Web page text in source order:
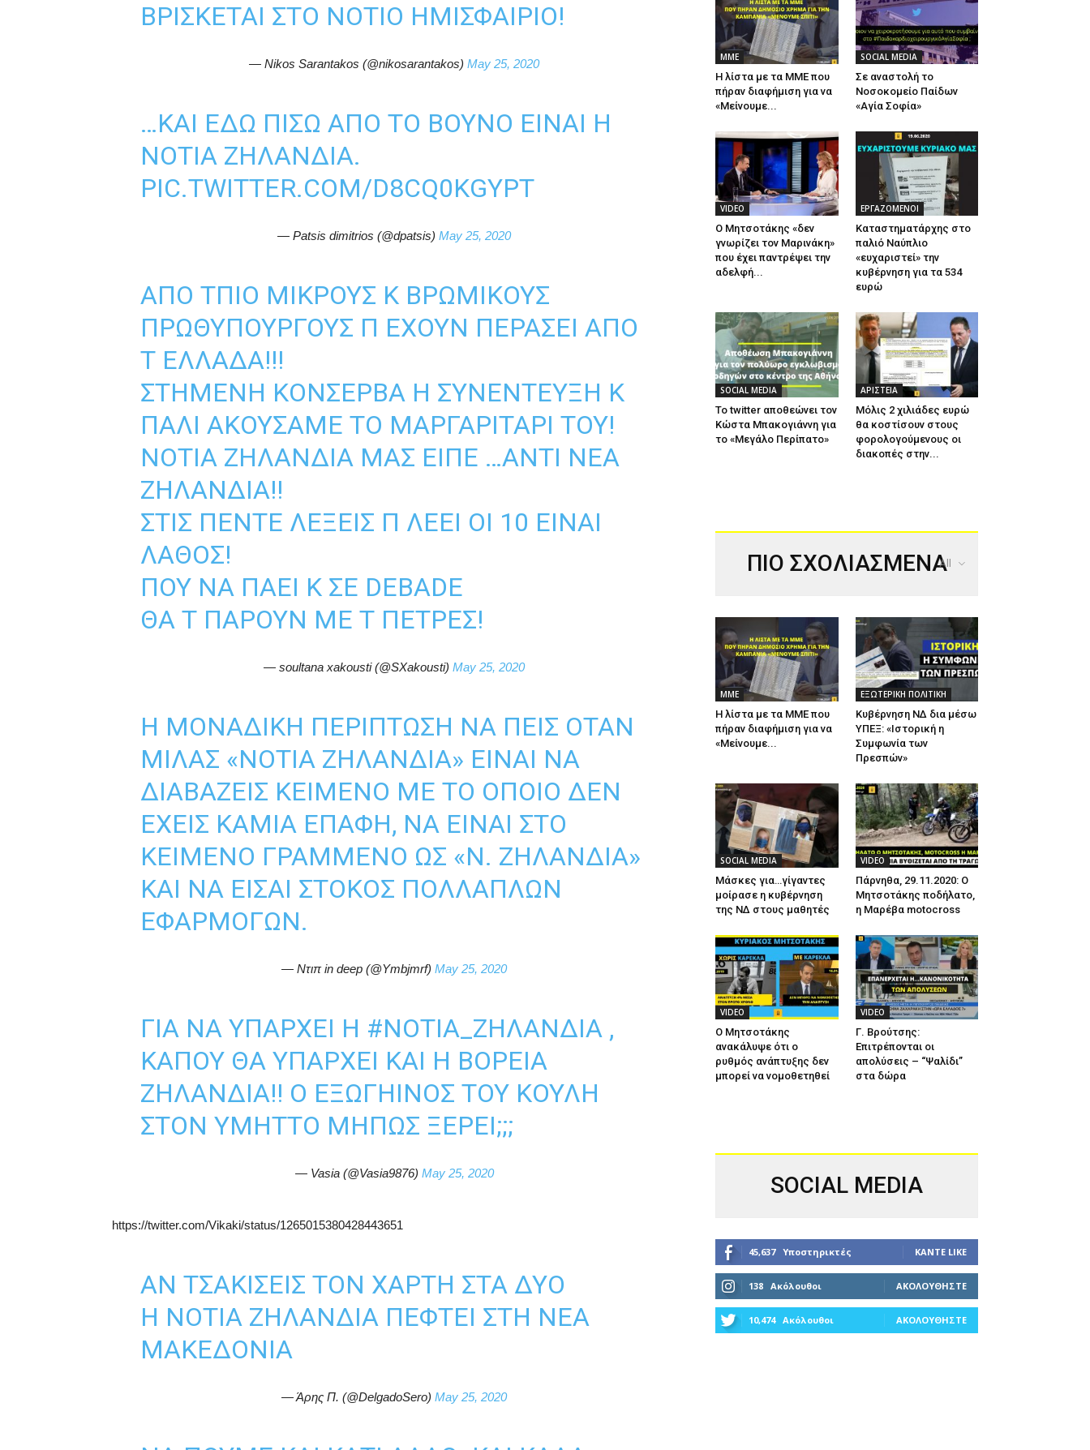
ΒΡΊΣΚΕΤΑΙ ΣΤΟ ΝΌΤΙΟ ΗΜΙΣΦΑΊΡΙΟ!
— Nikos Sarantakos (@nikosarantakos) May 25, 2020
…ΚΑΙ ΕΔΏ ΠΊΣΩ ΑΠΌ ΤΟ ΒΟΥΝΌ ΕΊΝΑΙ Η
ΝΌΤΙΑ ΖΗΛΑΝΔΊΑ.
PIC.TWITTER.COM/D8CQ0KGYPT
— Patsis dimitrios (@dpatsis) May 25, 2020
ΑΠΌ ΤΠΙΟ ΜΙΚΡΟΎΣ Κ ΒΡΩΜΙΚΟΥΣ
ΠΡΩΘΥΠΟΥΡΓΟΎΣ Π ΈΧΟΥΝ ΠΕΡΆΣΕΙ ΑΠΌ
Τ ΕΛΛΆΔΑ!!!
ΣΤΗΜΈΝΗ ΚΟΝΣΈΡΒΑ Η ΣΥΝΈΝΤΕΥΞΗ Κ
ΠΆΛΙ ΑΚΟΎΣΑΜΕ ΤΟ ΜΑΡΓΑΡΙΤΆΡΙ ΤΟΥ!
ΝΌΤΙΑ ΖΗΛΑΝΔΊΑ ΜΑΣ ΕΊΠΕ …ΑΝΤΊ ΝΈΑ
ΖΗΛΑΝΔΊΑ!!
ΣΤΙΣ ΠΈΝΤΕ ΛΈΞΕΙΣ Π ΛΈΕΙ ΟΙ 10 ΕΊΝΑΙ
ΛΆΘΟΣ!
ΠΟΥ ΝΑ ΠΆΕΙ Κ ΣΕ DEBADE
ΘΑ Τ ΠΆΡΟΥΝ ΜΕ Τ ΠΈΤΡΕΣ!
— soultana xakousti (@SXakousti) May 25, 2020
Η ΜΟΝΑΔΙΚΉ ΠΕΡΊΠΤΩΣΗ ΝΑ ΠΕΙΣ ΟΤΑΝ
ΜΙΛΑΣ «ΝΌΤΙΑ ΖΗΛΑΝΔΊΑ» ΕΊΝΑΙ ΝΑ
ΔΙΑΒΑΖΕΙΣ ΚΕΊΜΕΝΟ ΜΕ ΤΟ ΟΠΟΊΟ ΔΕΝ
ΕΧΕΙΣ ΚΑΜΊΑ ΕΠΑΦΉ, ΝΑ ΕΙΝΑΙ ΣΤΟ
ΚΕΊΜΕΝΟ ΓΡΑΜΜΈΝΟ ΩΣ «Ν. ΖΗΛΑΝΔΊΑ»
ΚΑΙ ΝΑ ΕΊΣΑΙ ΣΤΌΚΟΣ ΠΟΛΛΑΠΛΏΝ
ΕΦΑΡΜΟΓΏΝ.
— Ντιπ in deep (@Ymbjmrf) May 25, 2020
ΓΙΑ ΝΑ ΥΠΑΡΧΕΙ Η #ΝΟΤΙΑ_ΖΗΛΑΝΔΙΑ,
ΚΑΠΟΥ ΘΑ ΥΠΑΡΧΕΙ ΚΑΙ Η ΒΟΡΕΙΑ
ΖΗΛΑΝΔΙΑ!! Ο ΕΞΩΓΗΙΝΟΣ ΤΟΥ ΚΟΥΛΗ
ΣΤΟΝ ΥΜΗΤΤΟ ΜΗΠΩΣ ΞΕΡΕΙ;;;
— Vasia (@Vasia9876) May 25, 2020
https://twitter.com/Vikaki/status/1265015380428443651
ΑΝ ΤΣΑΚΊΣΕΙΣ ΤΟΝ ΧΆΡΤΗ ΣΤΑ ΔΎΟ
Η ΝΌΤΙΑ ΖΗΛΑΝΔΊΑ ΠΈΦΤΕΙ ΣΤΗ ΝΈΑ
ΜΑΚΕΔΟΝΊΑ
— Άρης Π. (@DelgadoSero) May 25, 2020
ΜΜΕ
Η λίστα με τα ΜΜΕ που
πήραν διαφήμιση για να
«Μείνουμε...
SOCIAL MEDIA
Σε αναστολή το
Νοσοκομείο Παίδων
«Αγία Σοφία»
VIDEO
Ο Μητσοτάκης «δεν
γνωρίζει τον Μαρινάκη»
που έχει παντρέψει την
αδελφή...
ΕΡΓΑΖΟΜΕΝΟΙ
Καταστηματάρχης στο
παλιό Ναύπλιο
«ευχαριστεί» την
κυβέρνηση για τα 534
ευρώ
SOCIAL MEDIA
Το twitter αποθεώνει τον
Κώστα Μπακογιάννη για
το «Μεγάλο Περίπατο»
ΑΡΙΣΤΕΙΑ
Μόλις 2 χιλιάδες ευρώ
θα κοστίσουν στους
φορολογούμενους οι
διακοπές στην...
ΠΙΟ ΣΧΟΛΙΑΣΜΕΝΑ
All
ΜΜΕ
Η λίστα με τα ΜΜΕ που
πήραν διαφήμιση για να
«Μείνουμε...
ΕΞΩΤΕΡΙΚΗ ΠΟΛΙΤΙΚΗ
Κυβέρνηση ΝΔ δια μέσω
ΥΠΕΞ: «Ιστορική η
Συμφωνία των
Πρεσπών»
SOCIAL MEDIA
Μάσκες για…γίγαντες
μοίρασε η κυβέρνηση
της ΝΔ στους μαθητές
VIDEO
Πάρνηθα, 29.11.2020: Ο
Μητσοτάκης ποδήλατο,
η Μαρέβα motocross
VIDEO
Ο Μητσοτάκης
ανακάλυψε ότι ο
ρυθμός ανάπτυξης δεν
μπορεί να νομοθετηθεί
VIDEO
Γ. Βρούτσης:
Επιτρέπονται οι
απολύσεις – “Ψαλίδι”
στα δώρα
SOCIAL MEDIA
45,637 Υποστηρικτές ΚΆΝΤΕ LIKE
138 Ακόλουθοι ΑΚΟΛΟΥΘΉΣΤΕ
10,474 Ακόλουθοι ΑΚΟΛΟΥΘΉΣΤΕ